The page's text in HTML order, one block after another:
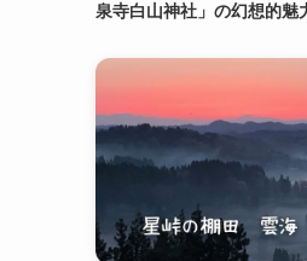
泉寺白山神社」の幻想的魅